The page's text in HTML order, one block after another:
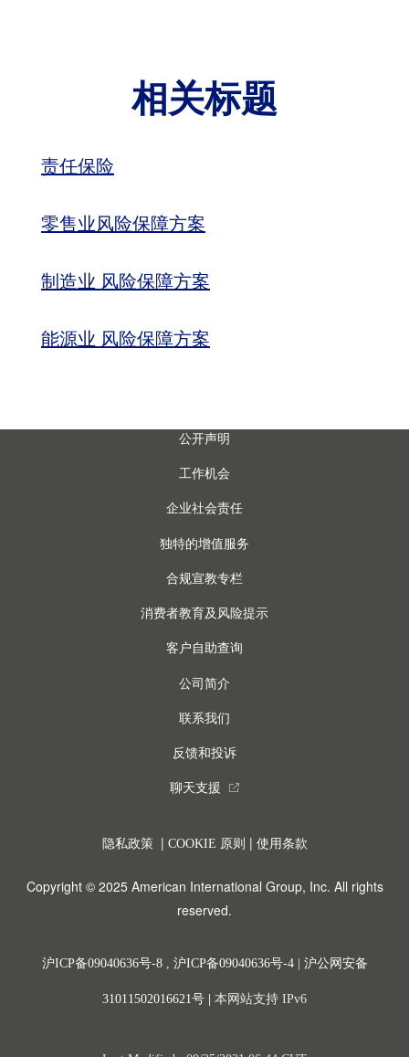
相关标题
责任保险
零售业风险保障方案
制造业 风险保障方案
能源业 风险保障方案
公开声明
工作机会
企业社会责任
独特的增值服务
合规宣教专栏
消费者教育及风险提示
客户自助查询
公司简介
联系我们
反馈和投诉
聊天支援 external_link
隐私政策| COOKIE 原则 | 使用条款
Copyright © 2025 American International Group, Inc. All rights
reserved.
沪ICP备09040636号-8, 沪ICP备09040636号-4| 沪公网安备
31011502016621号 本网站支持 IPv6